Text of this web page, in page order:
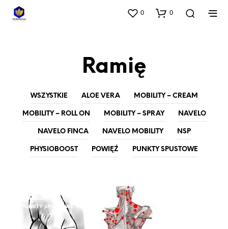
0 0
Ramię
WSZYSTKIE ALOE VERA MOBILITY – CREAM
MOBILITY – ROLL ON MOBILITY – SPRAY NAVELO
NAVELO FINCA NAVELO MOBILITY NSP
PHYSIOBOOST POWIĘŹ PUNKTY SPUSTOWE
NAVELO
PUNKTY SPUSTOWE